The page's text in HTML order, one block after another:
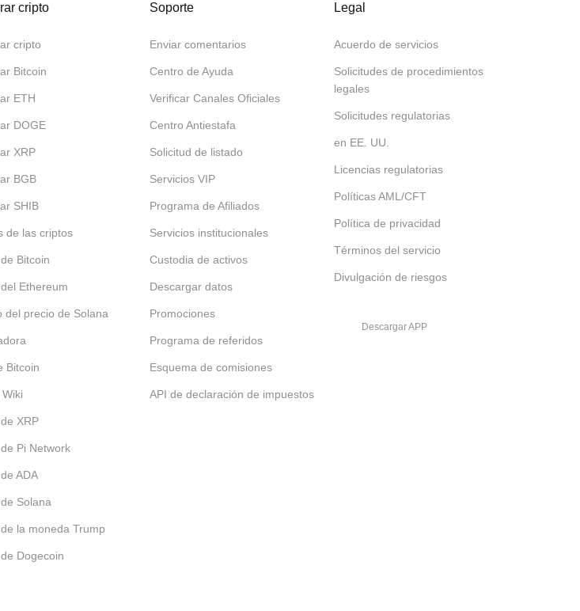
cripto
cripto
Bitcoin
ETH
DOGE
XRP
BGB
SHIB
de las criptos
Bitcoin
Ethereum
del precio de Solana
Bitcoin
XRP
Pi Network
ADA
Solana
la moneda Trump
Dogecoin
Soporte
Enviar comentarios
Centro de Ayuda
Verificar Canales Oficiales
Centro Antiestafa
Solicitud de listado
Servicios VIP
Programa de Afiliados
Servicios institucionales
Custodia de activos
Descargar datos
Promociones
Programa de referidos
Esquema de comisiones
API de declaración de impuestos
Legal
Acuerdo de servicios
Solicitudes de procedimientos
legales
Solicitudes regulatorias
en EE. UU.
Licencias regulatorias
Políticas AML/CFT
Política de privacidad
Términos del servicio
Divulgación de riesgos
Descargar APP